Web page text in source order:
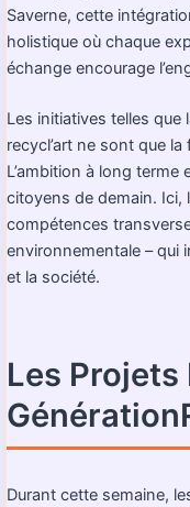
Saverne, cette
holistique où chaque
échange encourage
Les initiatives telles que
recycl’art ne sont que
L’ambition à long
citoyens de demain. Ici,
compétences
environnementale – qui
et la société.
Les
Durant cette semaine,